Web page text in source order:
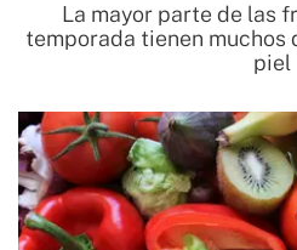
La mayor parte de las
temporada tienen muchos
piel